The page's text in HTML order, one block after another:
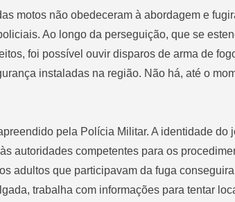
motos não obedeceram à abordagem e
Ao longo da perseguição, que se
foi possível ouvir disparos de arma de
instaladas na região. Não há, até o
pela Polícia Militar. A identidade do
autoridades competentes para os
adultos que participavam da fuga
trabalha com informações para tentar